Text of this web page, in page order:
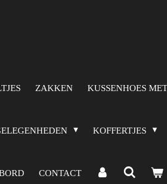
ZAKKEN KUSSENHOES
KOFFERTJES
CONTACT